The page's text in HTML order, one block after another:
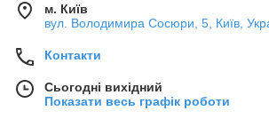
м. Київ
вул. Володимира Сосюри, 5, Київ,
Контакти
Сьогодні вихідний
Показати весь графік роботи